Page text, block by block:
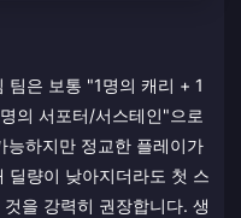
팀은 보통 "1명의 캐리 + 1
의 서포터/서스테인"으로
능하지만 정교한 플레이가
딜량이 낮아지더라도 첫 스
을 강력히 권장합니다. 생